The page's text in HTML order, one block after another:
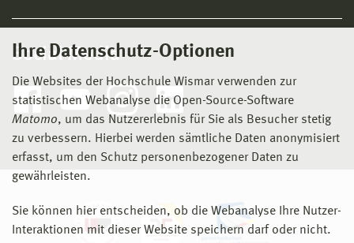
Ihre Datenschutz-Optionen
Die Websites der Hochschule Wismar verwenden zur
statistischen Webanalyse die Open-Source-Software
Matomo, um das Nutzererlebnis für Sie als Besucher stetig
zu verbessern. Hierbei werden sämtliche Daten anonymisiert
erfasst, um den Schutz personenbezogener Daten zu
gewährleisten.
Sie können hier entscheiden, ob die Webanalyse Ihre Nutzer-
Interaktionen mit dieser Website speichern darf oder nicht.
Social Media